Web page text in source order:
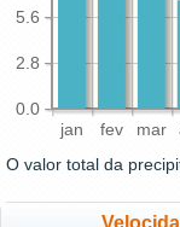
jan fev mar
0.0
2.8
5.6
O valor total da